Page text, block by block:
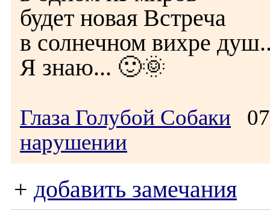
будет новая Встреча
в солнечном вихре
Я знаю... 🙂🌞
Глаза Голубой Собаки
нарушении
+ добавить замечания